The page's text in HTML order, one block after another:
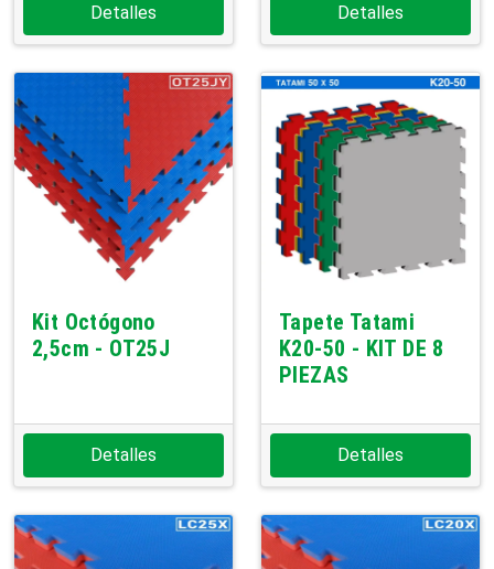
Detalles Detalles
Kit Octógono
2,5cm - OT25J
Detalles
Tapete Tatami
K20-50 - KIT DE 8
PIEZAS
Detalles